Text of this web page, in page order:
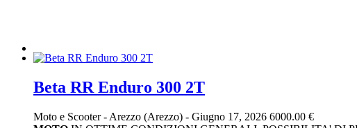
Beta RR Enduro 300 2T
Moto e Scooter- Arezzo (Arezzo) - Giugno 17, 2026 6000.00 €